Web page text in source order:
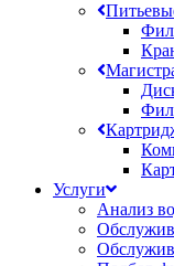
Услуги
Анализ